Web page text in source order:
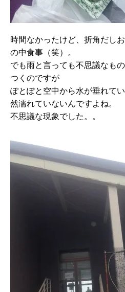
時間なかったけど、折角だし
の中食事（笑）。
でも雨と言っても不思議なも
つくのですが
ぽとぽと空中から水が垂れて
然濡れていないんですよね。
不思議な現象でした。。